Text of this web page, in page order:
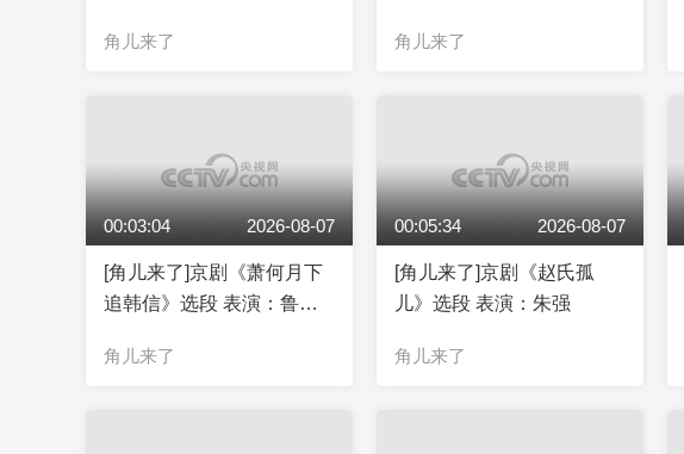
角儿来了
角儿来了
00:03:04 2026-08-07
[角儿来了]京剧《萧何月下
追韩信》选段 表演：鲁肃
角儿来了
00:05:34 2026-08-07
[角儿来了]京剧《赵氏孤
儿》选段 表演：朱强
角儿来了